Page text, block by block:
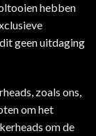
hebben
geen uitdaging
zoals ons,
om het
om de